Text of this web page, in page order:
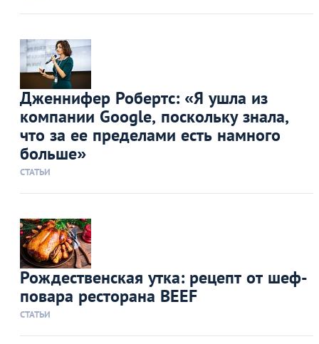
Дженнифер Робертс: «Я ушла из
компании Google, поскольку знала,
что за ее пределами есть намного
больше»
СТАТЬИ
Рождественская утка: рецепт от шеф-
повара ресторана BEEF
СТАТЬИ